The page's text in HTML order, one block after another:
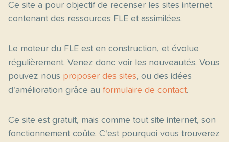
Ce site a pour objectif de recenser les sites internet
contenant des ressources FLE et assimilées.
Le moteur du FLE est en construction, et évolue
régulièrement. Venez donc voir les nouveautés. Vous
pouvez nous proposer des sites, ou des idées
d'amélioration grâce au formulaire de contact.
Ce site est gratuit, mais comme tout site internet, son
fonctionnement coûte. C'est pourquoi vous trouverez